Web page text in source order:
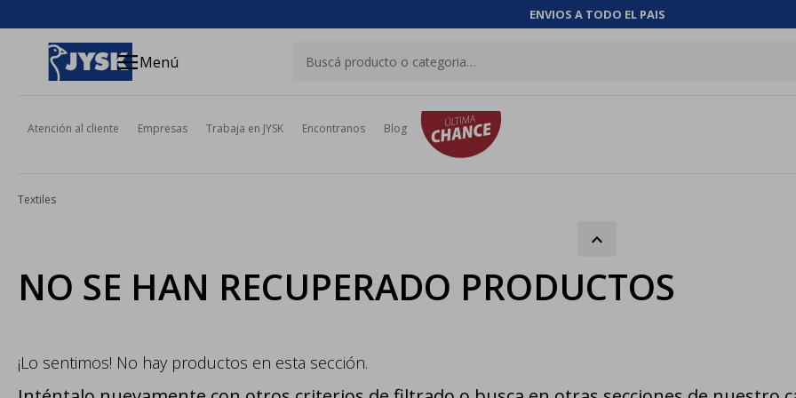
ENVIOS A TODO EL PAIS
menuMenú
Atención al cliente Empresas Trabaja en JYSK Encontranos Blog
Textiles
NO SE HAN RECUPERADO PRODUCTOS
¡Lo sentimos! No hay productos en esta sección.
close